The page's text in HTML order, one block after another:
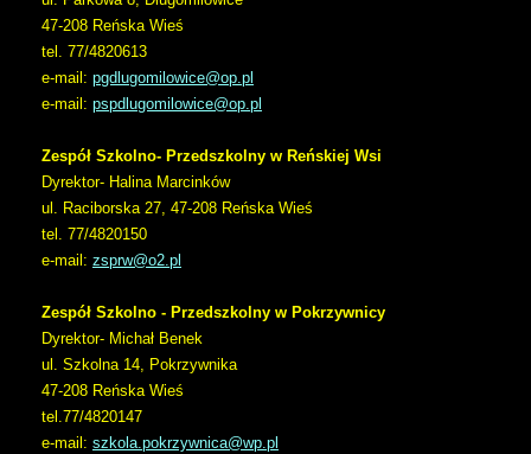
47-208 Reńska Wieś
tel. 77/4820613
e-mail: pgdlugomilowice@op.pl
e-mail: pspdlugomilowice@op.pl
Zespół Szkolno- Przedszkolny w Reńskiej Wsi
Dyrektor- Halina Marcinków
ul. Raciborska 27, 47-208 Reńska Wieś
tel. 77/4820150
e-mail: zsprw@o2.pl
Zespół Szkolno - Przedszkolny w Pokrzywnicy
Dyrektor- Michał Benek
ul. Szkolna 14, Pokrzywnika
47-208 Reńska Wieś
tel.77/4820147
e-mail: szkola.pokrzywnica@wp.pl